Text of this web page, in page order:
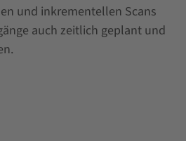
und inkrementellen Scans
auch zeitlich geplant und